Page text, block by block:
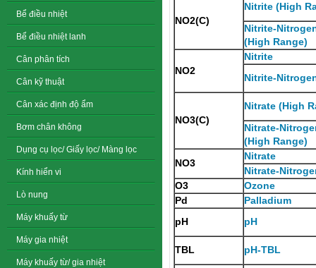
Bể điều nhiệt
Bể điều nhiệt lanh
Cân phân tích
Cân kỹ thuật
Cân xác định độ ẩm
Bơm chân không
Dụng cụ lọc/ Giấy lọc/ Màng lọc
Kính hiển vi
Lò nung
Máy khuấy từ
Máy gia nhiệt
Máy khuấy từ/ gia nhiệt
NO2(C)
Nitrite (High
Nitrite-
(High Range)
NO2
Nitrite
Nitrite-
NO3(C)
Nitrate (High
Nitrate-
(High Range)
NO3
Nitrate
Nitrate-
O3
Ozone
Pd
Palladium
pH
pH
TBL pH-TBL